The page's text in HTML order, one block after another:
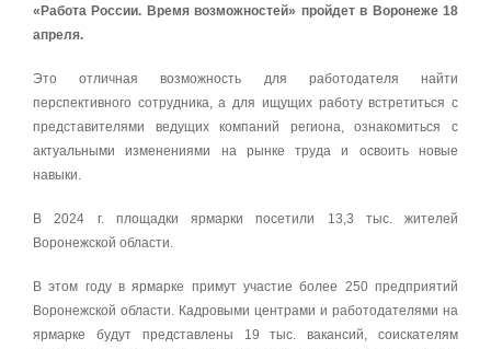
«Работа России. Время возможностей» пройдет в Воронеже 18
апреля.
Это отличная возможность для работодателя найти
перспективного сотрудника, а для ищущих работу встретиться с
представителями ведущих компаний региона, ознакомиться с
актуальными изменениями на рынке труда и освоить новые
навыки.
В 2024 г. площадки ярмарки посетили 13,3 тыс. жителей
Воронежской области.
В этом году в ярмарке примут участие более 250 предприятий
Воронежской области. Кадровыми центрами и работодателями на
ярмарке будут представлены 19 тыс. вакансий, соискателям